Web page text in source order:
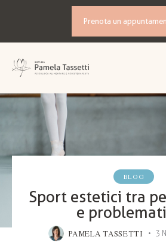
Prenota un
BLOG
Sport estetici tra
e
PAMELA TASSETTI 3